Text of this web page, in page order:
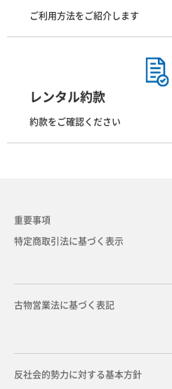
ご利用方法をご紹介します
レンタル約款
約款をご確認ください
重要事項
特定商取引法に基づく表示
古物営業法に基づく表記
反社会的勢力に対する基本方針